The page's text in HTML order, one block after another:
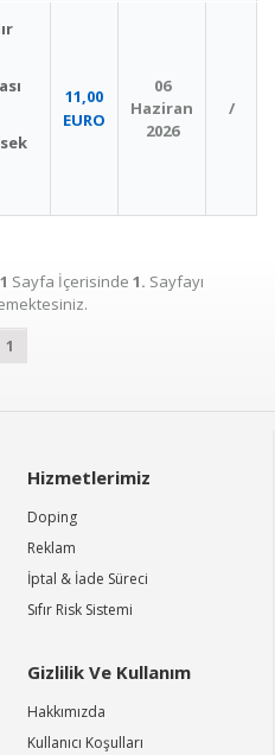
11,00
EURO
06
Haziran
2026
/
1 Sayfa İçerisinde 1. Sayfayı
1
Hizmetlerimiz
Doping
Reklam
İptal & İade Süreci
Sıfır Risk Sistemi
Gizlilik Ve Kullanım
Hakkımızda
Kullanıcı Koşulları